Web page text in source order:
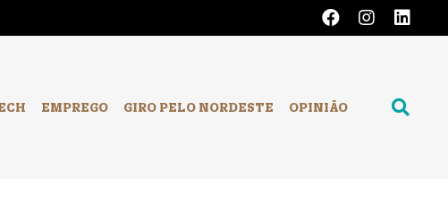
EMPREGO GIRO PELO NORDESTE OPINIÃO